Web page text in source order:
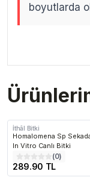
boyutlarda
İthâl Bitki
Homalomena Sp
In Vitro Canlı Bitki
(0)
289.90 TL